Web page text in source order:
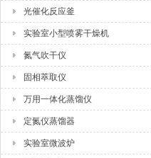
光催化反应釜
实验室小型喷雾干燥机
氮气吹干仪
固相萃取仪
万用一体化蒸馏仪
定氮仪蒸馏器
实验室微波炉